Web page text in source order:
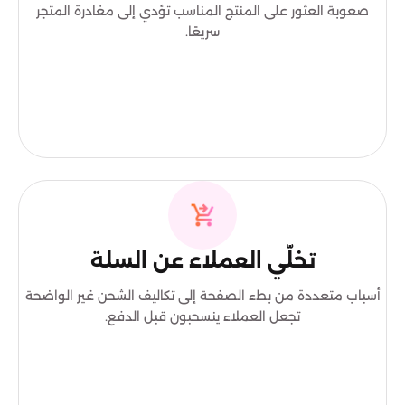
صعوبة العثور على المنتج المناسب تؤدي إلى مغادرة المتجر
سريعًا.
تخلّي العملاء عن السلة
أسباب متعددة من بطء الصفحة إلى تكاليف الشحن غير الواضحة
تجعل العملاء ينسحبون قبل الدفع.